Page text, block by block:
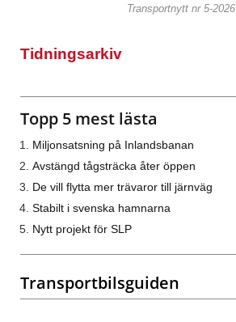
Transportnytt nr 5-2026
Tidningsarkiv
Topp 5 mest lästa
Miljonsatsning på Inlandsbanan
Avstängd tågsträcka åter öppen
De vill flytta mer trävaror till järnväg
Stabilt i svenska hamnarna
Nytt projekt för SLP
Transportbilsguiden